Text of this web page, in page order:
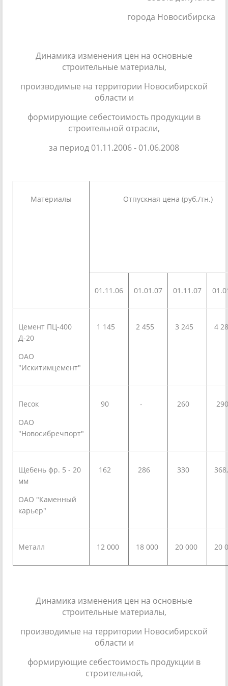
города Новосибирска
Динамика изменения цен на основные
строительные материалы,
производимые на территории Новосибирской
области и
формирующие себестоимость продукции в
строительной отрасли,
за период 01.11.2006 - 01.06.2008
Материалы Отпускная цена (руб./
01.11.06 01.01.07 01.11.07
Цемент ПЦ-400
Д-20
ОАО
"Искитимцемент"
1 145 2 455 3 245 4
Песок
ОАО
"Новосибречпорт"
90 - 260
Щебень фр. 5 - 20
мм
ОАО "Каменный
карьер"
162 286 330
Металл 12 000 18 000 20 000 20
Динамика изменения цен на основные
строительные материалы,
производимые на территории Новосибирской
области и
формирующие себестоимость продукции в
строительной,